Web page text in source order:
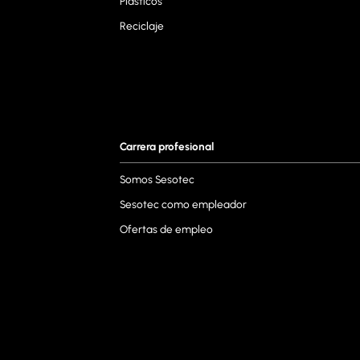
Reciclaje
Carrera profesional
Somos Sesotec
Sesotec como empleador
Ofertas de empleo